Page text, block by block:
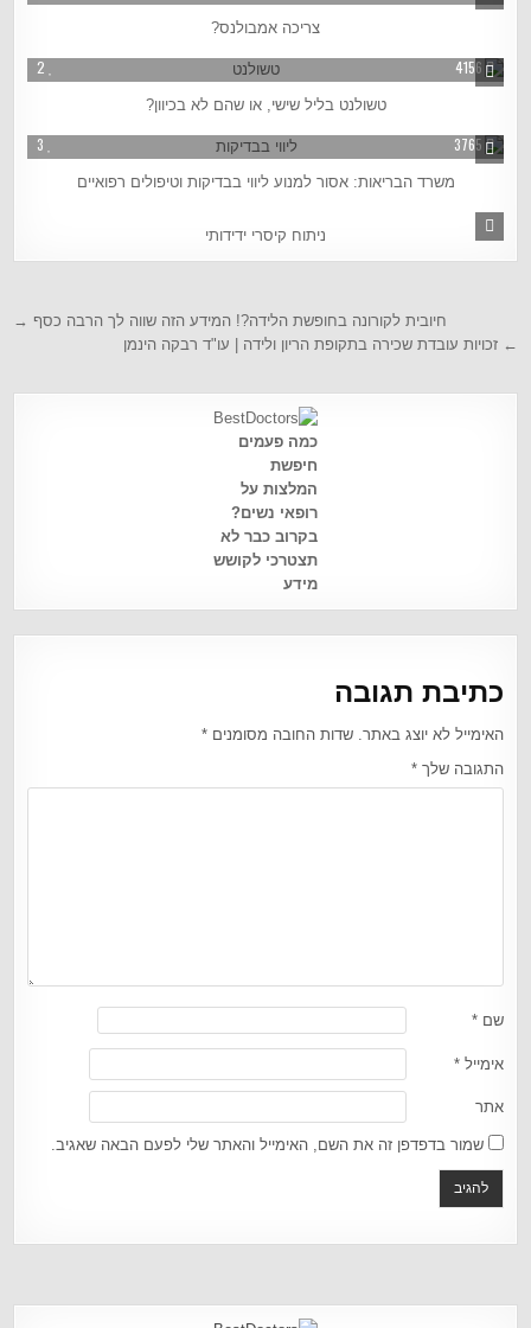
צריכה אמבולנס?
2 4156
טשולנט בליל שישי, או שהם לא בכיוון?
3 3765
משרד הבריאות: אסור למנוע ליווי בבדיקות וטיפולים רפואיים
ניתוח קיסרי ידידותי
חיובית לקורונה בחופשת הלידה?! המידע הזה שווה לך הרבה כסף →
← זכויות עובדת שכירה בתקופת הריון ולידה | עו"ד רבקה הינמן
כמה פעמים
חיפשת
המלצות על
רופאי נשים?
בקרוב כבר לא
תצטרכי לקושש
מידע
כתיבת תגובה
האימייל לא יוצג באתר. שדות החובה מסומנים*
התגובה שלך*
שם*
אימייל*
אתר
שמור בדפדפן זה את השם, האימייל והאתר שלי לפעם הבאה שאגיב.